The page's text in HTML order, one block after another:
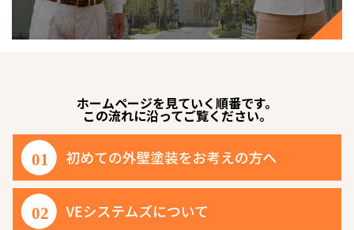
ホームページを見ていく順番です。
この流れに沿ってご覧ください。